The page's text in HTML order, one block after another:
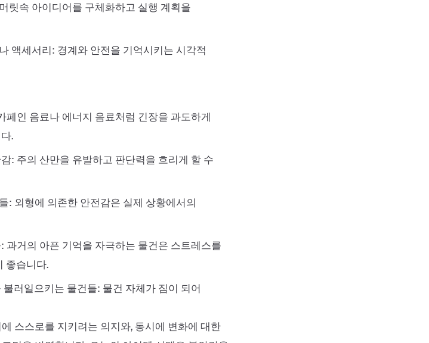
릿속 아이디어를 구체화하고 실행 계획을
액세서리: 경계와 안전을 기억시키는 시각적
페인 음료나 에너지 음료처럼 긴장을 과도하게
.
: 주의 산만을 유발하고 판단력을 흐리게 할 수
: 외형에 의존한 안전감은 실제 상황에서의
과거의 아픈 기억을 자극하는 물건은 스트레스를
좋습니다.
러일으키는 물건들: 물건 자체가 짐이 되어
스스로를 지키려는 의지와, 동시에 변화에 대한